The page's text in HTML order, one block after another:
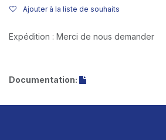
Ajouter à la liste de souhaits
Expédition : Merci de nous demander
Documentation: